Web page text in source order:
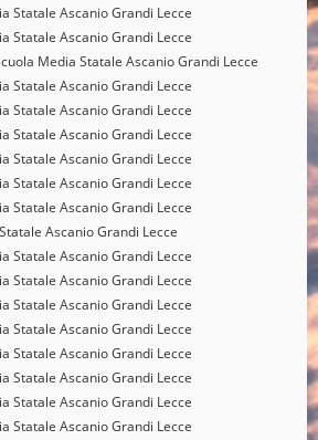
Statale Ascanio Grandi Lecce
Statale Ascanio Grandi Lecce
Media Statale Ascanio Grandi Lecce
Statale Ascanio Grandi Lecce
Statale Ascanio Grandi Lecce
Statale Ascanio Grandi Lecce
Statale Ascanio Grandi Lecce
Statale Ascanio Grandi Lecce
Statale Ascanio Grandi Lecce
Ascanio Grandi Lecce
Statale Ascanio Grandi Lecce
Statale Ascanio Grandi Lecce
Statale Ascanio Grandi Lecce
Statale Ascanio Grandi Lecce
Statale Ascanio Grandi Lecce
Statale Ascanio Grandi Lecce
Statale Ascanio Grandi Lecce
Statale Ascanio Grandi Lecce